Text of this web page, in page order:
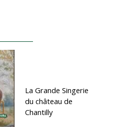
La Grande Singerie
du château de
Chantilly